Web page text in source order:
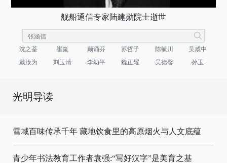
舰船通信专家陆建勋院士逝世
沈之荃 崔崑 顾诵芬 苏哲子 陈毓川
吴咸中
戴汝为
刘玉清 李幼平 魏正耀 吴德馨 孙玉
光明导读
雪域百味传承千年 藏地饮食里的高原烟火与人文底蕴
青少年书法教育工作者袁强:“写好汉字”是美育之基